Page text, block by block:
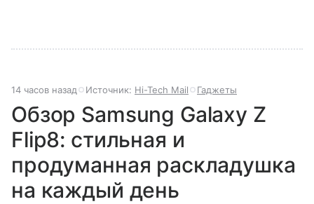
14 часов назад Источник: Hi-Tech Mail Гаджеты
Обзор Samsung Galaxy Z
Flip8: стильная и
продуманная раскладушка
на каждый день